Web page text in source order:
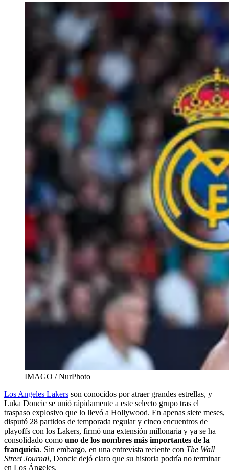
IMAGO / NurPhoto
Los Angeles Lakers son conocidos por atraer grandes estrellas, y
Luka Doncic se unió rápidamente a este selecto grupo tras el
traspaso explosivo que lo llevó a Hollywood. En apenas siete meses,
disputó 28 partidos de temporada regular y cinco encuentros de
playoffs con los Lakers, firmó una extensión millonaria y ya se ha
consolidado como uno de los nombres más importantes de la
franquicia. Sin embargo, en una entrevista reciente con The Wall
Street Journal, Doncic dejó claro que su historia podría no terminar
en Los Ángeles.